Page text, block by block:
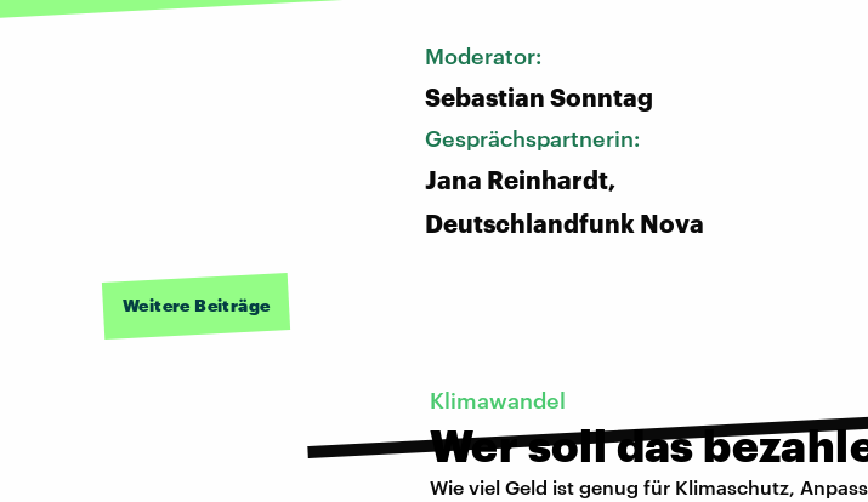
Moderator:
Sebastian Sonntag
Gesprächspartnerin:
Jana Reinhardt,
Deutschlandfunk Nova
Weitere Beiträge
Klimawandel
Wer soll das
Wie viel Geld ist genug für Klimaschutz,